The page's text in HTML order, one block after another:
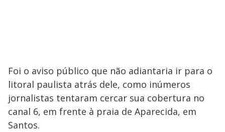
Foi o aviso público que não adiantaria ir para o
litoral paulista atrás dele, como inúmeros
jornalistas tentaram cercar sua cobertura no
canal 6, em frente à praia de Aparecida, em
Santos.